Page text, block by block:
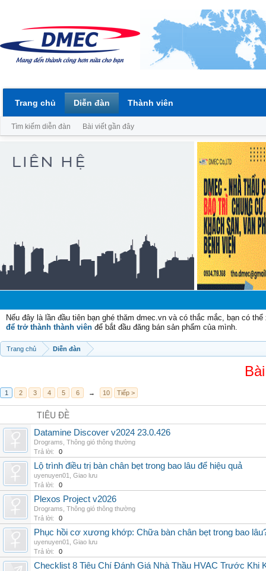
Nếu đây là lần đầu tiên bạn ghé thăm dmec.vn và có thắc mắc, bạn có
để trở thành thành viên để bắt đầu đăng bán sản phẩm của mình.
Trang chủ Diễn đàn
1 2 3 4 5 6 → 10 Tiếp >
TIÊU ĐỀ
Datamine Discover v2024 23.0.426
Drograms Thông gió thông thường
Trả lời:
0
Lộ trình điều trị bàn chân bẹt trong bao lâu để hiệu quả
uyenuyen01
Giao lưu
Trả lời:
0
Plexos Project v2026
Drograms Thông gió thông thường
Trả lời:
0
Phục hồi cơ xương khớp: Chữa bàn chân bẹt trong bao
uyenuyen01
Giao lưu
Trả lời:
0
Checklist 8 Tiêu Chí Đánh Giá Nhà Thầu HVAC Trước Khi
Trang chủ Diễn đàn
Tìm kiếm diễn đàn Bài viết gần đây
Thành viên